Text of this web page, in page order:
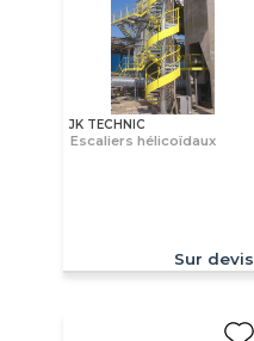
JK TECHNIC
Escaliers hélicoïdaux
Sur devis